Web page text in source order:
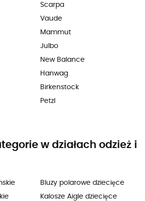
Scarpa
Vaude
Mammut
Julbo
New Balance
Hanwag
Birkenstock
Petzl
w działach odzież i
Bluzy polarowe dziecięce
Kalosze Aigle dziecięce